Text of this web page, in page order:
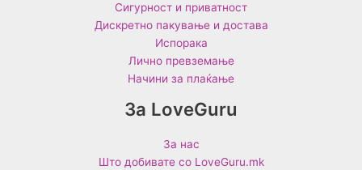
Сигурност и приватност
Дискретно пакување и достава
Испорака
Лично превземање
Начини за плаќање
За LoveGuru
За нас
Што добивате со LoveGuru.mk